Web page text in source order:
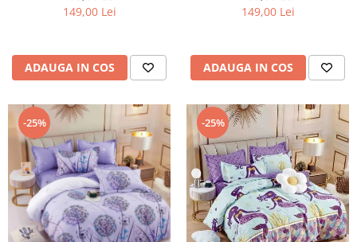
149,00 Lei
ADAUGA IN COS
149,00 Lei
ADAUGA IN COS
-25% -25%